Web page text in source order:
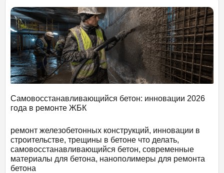
Самовосстанавливающийся бетон: инновации 2026
года в ремонте ЖБК
ремонт железобетонных конструкций, инновации в
строительстве, трещины в бетоне что делать,
самовосстанавливающийся бетон, современные
материалы для бетона, нанополимеры для ремонта
бетона